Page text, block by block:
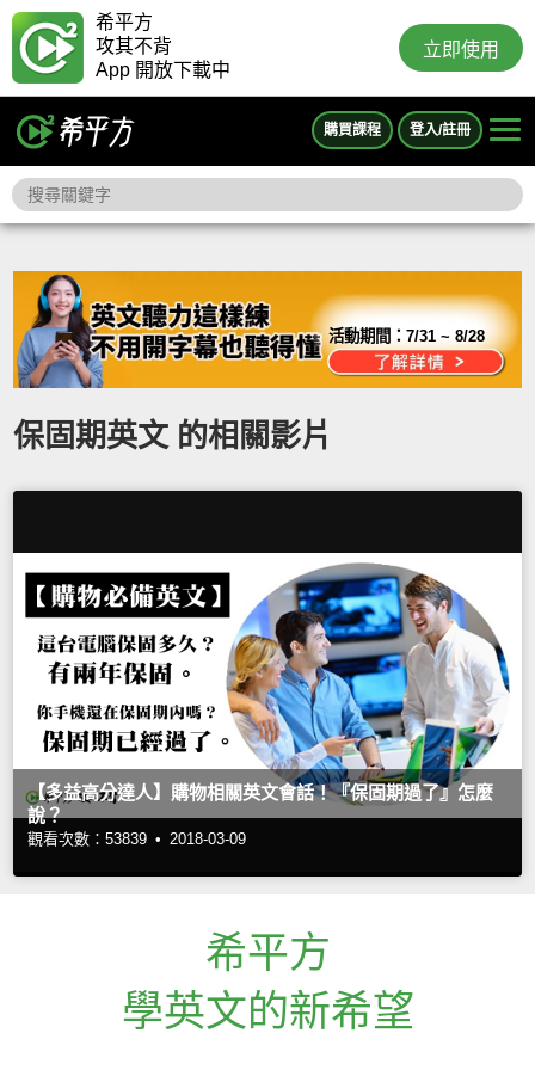
希平方
攻其不背
App 開放下載中
立即使用
購買課程 登入/註冊
活動期間：7/31 ~ 8/28
保固期英文 的相關影片
【多益高分達人】購物相關英文會話！『保固期過了』怎麼
說？
觀看次數：53839 • 2018-03-09
希平方
學英文的新希望